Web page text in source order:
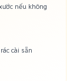
nếu không
cài sẵn